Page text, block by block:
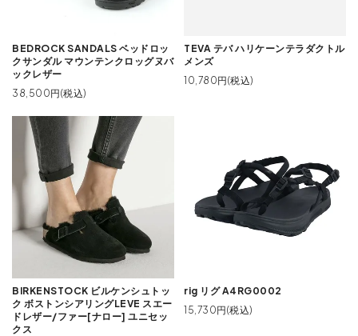
BEDROCK SANDALS ベッドロッ
クサンダル マウンテンクロッグヌバ
ックレザー
38,500円(税込)
TEVA テバ ハリケーンテラダクトル
メンズ
10,780円(税込)
BIRKENSTOCK ビルケンシュトッ
ク ボストンシアリングLEVE スエー
ドレザー/ファー[ナロー] ユニセッ
クス
rig リグ A4RG0002
15,730円(税込)